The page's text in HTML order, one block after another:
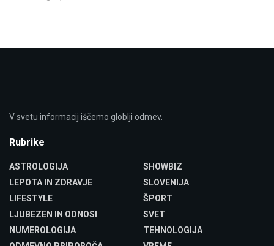
V svetu informacij iščemo globlji odmev.
Rubrike
ASTROLOGIJA
LEPOTA IN ZDRAVJE
LIFESTYLE
LJUBEZEN IN ODNOSI
NUMEROLOGIJA
SHOWBIZ
SLOVENIJA
ŠPORT
SVET
TEHNOLOGIJA